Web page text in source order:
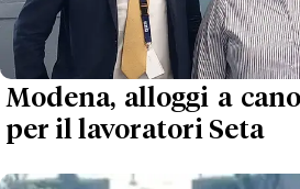
Modena, alloggi a
per il lavoratori Seta